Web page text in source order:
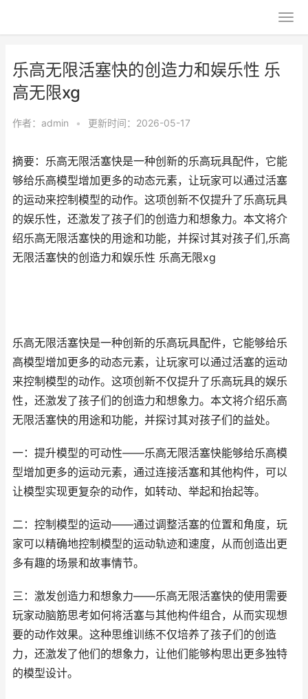
乐高无限活塞快的创造力和娱乐性 乐
高无限xg
作者： admin • 更新时间：2026-05-17
摘要：乐高无限活塞快是一种创新的乐高玩具配件，它能
够给乐高模型增加更多的动态元素，让玩家可以通过活塞
的运动来控制模型的动作。这项创新不仅提升了乐高玩具
的娱乐性，还激发了孩子们的创造力和想象力。本文将介
绍乐高无限活塞快的用途和功能，并探讨其对孩子们,乐高
无限活塞快的创造力和娱乐性 乐高无限xg
乐高无限活塞快是一种创新的乐高玩具配件，它能够给乐
高模型增加更多的动态元素，让玩家可以通过活塞的运动
来控制模型的动作。这项创新不仅提升了乐高玩具的娱乐
性，还激发了孩子们的创造力和想象力。本文将介绍乐高
无限活塞快的用途和功能，并探讨其对孩子们的益处。
一：提升模型的可动性——乐高无限活塞快能够给乐高模
型增加更多的运动元素，通过连接活塞和其他构件，可以
让模型实现更复杂的动作，如转动、举起和抬起等。
二：控制模型的运动——通过调整活塞的位置和角度，玩
家可以精确地控制模型的运动轨迹和速度，从而创造出更
多有趣的场景和故事情节。
三：激发创造力和想象力——乐高无限活塞快的使用需要
玩家动脑筋思考如何将活塞与其他构件组合，从而实现想
要的动作效果。这种思维训练不仅培养了孩子们的创造
力，还激发了他们的想象力，让他们能够构思出更多独特
的模型设计。